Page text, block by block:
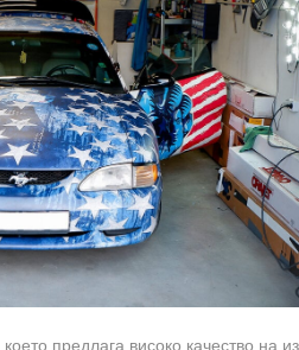
предлага високо качество на